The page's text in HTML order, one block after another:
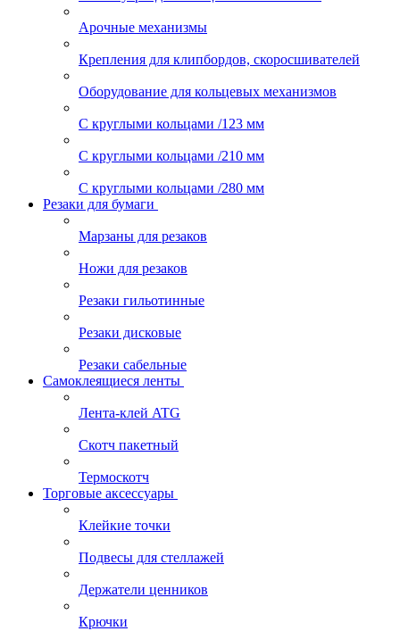
Арочные механизмы
Крепления для клипбордов, скоросшивателей
Оборудование для кольцевых механизмов
С круглыми кольцами /123 мм
С круглыми кольцами /210 мм
С круглыми кольцами /280 мм
Резаки для бумаги
Марзаны для резаков
Ножи для резаков
Резаки гильотинные
Резаки дисковые
Резаки сабельные
Самоклеящиеся ленты
Лента-клей ATG
Скотч пакетный
Термоскотч
Торговые аксессуары
Клейкие точки
Подвесы для стеллажей
Держатели ценников
Крючки